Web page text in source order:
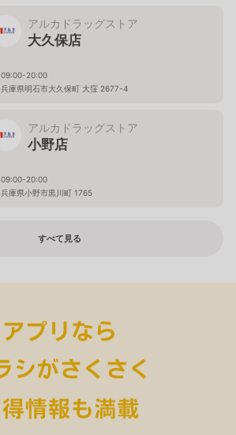
アルカドラッグストア
大久保店
09:00-20:00
兵庫県明石市大久保町 大窪 2677-4
アルカドラッグストア
小野店
09:00-20:00
兵庫県小野市黒川町 1765
すべて見る